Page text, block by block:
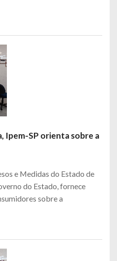
Ipem-SP orienta sobre a
e Medidas do Estado de
do Estado, fornece
sobre a